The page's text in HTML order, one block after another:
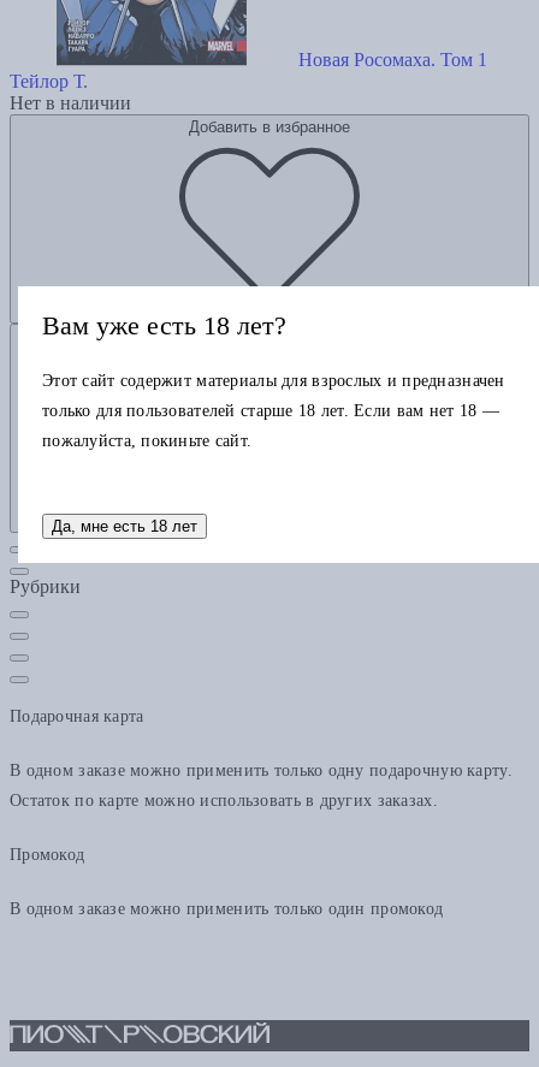
Новая Росомаха. Том 1
Тейлор Т.
Нет в наличии
Добавить в избранное
Добавить в корзину
Рубрики
Подарочная карта
В одном заказе можно применить только одну подарочную карту.
Остаток по карте можно использовать в других заказах.
Промокод
В одном заказе можно применить только один промокод
Вам уже есть 18 лет?
Этот сайт содержит материалы для взрослых и предназначен
только для пользователей старше 18 лет. Если вам нет 18 —
пожалуйста, покиньте сайт.
Да, мне есть 18 лет